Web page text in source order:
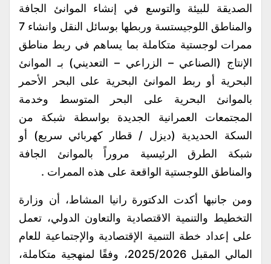
الصديقة للبيئة والتوسع في إنشاء الموانئ الجافة
والمناطق اللوجيستسة وربطها بوسائل النقل وانشاء 7
ممرات لوجستية متكاملة بما يساهم في ربط مناطق
الإنتاج (الصناعي – الزراعي – التعديني) بـ الموانئ
البحرية أو ربط الموانئ البحرية على البحر الأحمر
بالموانئ البحرية على البحر المتوسط وخدمة
المجتمعات العمرانية الجديدة بواسطة شبكة من
السكة الحديدية (ديزل / قطار كهربائي سريع) أو
شبكة الطرق الرئيسية مروراً بالموانئ الجافة
والمناطق اللوجستية الواقعة على هذه الممرات .
ومن جانبها أكدت الدكتورة رانيا المشاط، أن وزارة
التخطيط والتنمية الاقتصادية والتعاون الدولي، تعمل
على إعداد خطة التنمية الإقتصادية والإجتماعية للعام
المالي المقبل 2025/2026، وفقًا لمنهجية متكاملة،